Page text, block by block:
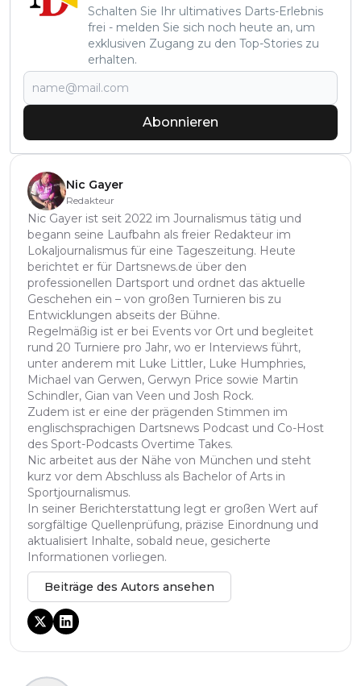
Schalten Sie Ihr ultimatives Darts-Erlebnis
frei - melden Sie sich noch heute an, um
exklusiven Zugang zu den Top-Stories zu
erhalten.
Abonnieren
Nic Gayer
Redakteur
Nic Gayer ist seit 2022 im Journalismus tätig und
begann seine Laufbahn als freier Redakteur im
Lokaljournalismus für eine Tageszeitung. Heute
berichtet er für Dartsnews.de über den
professionellen Dartsport und ordnet das aktuelle
Geschehen ein – von großen Turnieren bis zu
Entwicklungen abseits der Bühne.
Regelmäßig ist er bei Events vor Ort und begleitet
rund 20 Turniere pro Jahr, wo er Interviews führt,
unter anderem mit Luke Littler, Luke Humphries,
Michael van Gerwen, Gerwyn Price sowie Martin
Schindler, Gian van Veen und Josh Rock.
Zudem ist er eine der prägenden Stimmen im
englischsprachigen Dartsnews Podcast und Co-Host
des Sport-Podcasts Overtime Takes.
Nic arbeitet aus der Nähe von München und steht
kurz vor dem Abschluss als Bachelor of Arts in
Sportjournalismus.
In seiner Berichterstattung legt er großen Wert auf
sorgfältige Quellenprüfung, präzise Einordnung und
aktualisiert Inhalte, sobald neue, gesicherte
Informationen vorliegen.
Beiträge des Autors ansehen